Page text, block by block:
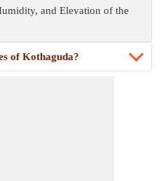
and Elevation of the
of Kothaguda?